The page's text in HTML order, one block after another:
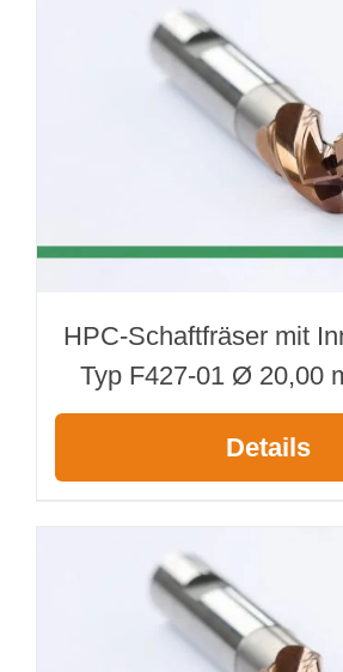
HPC-Schaftfräser mit
Typ F427-01 Ø 20,00
Details